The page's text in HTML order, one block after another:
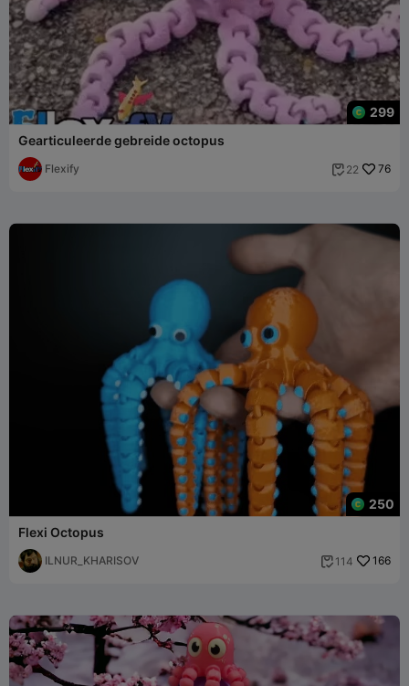
299
Gearticuleerde gebreide octopus
Flexify  22 76
250
Flexi Octopus
ILNUR_KHARISOV  114 166